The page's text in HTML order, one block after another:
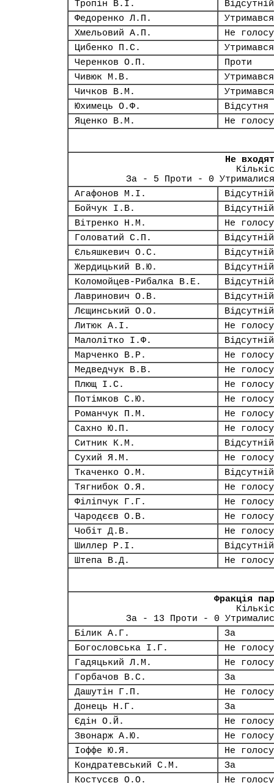
Тропін В.І.
Відсутній
Федоренко Л.П.
Утримався
Хмельовий А.П.
Не
Цибенко П.С.
Утримався
Черенков О.П.
Проти
Чивюк М.В.
Утримався
Чичков В.М.
Утримався
Юхимець О.Ф.
Відсутня
Яценко В.М.
Не
Не
За - 5 Проти - 0
Агафонов М.І.
Відсутній
Бойчук І.В.
Відсутній
Вітренко Н.М.
Не
Головатий С.П.
Відсутній
Єльяшкевич О.С.
Відсутній
Жердицький В.Ю.
Відсутній
Коломойцев-Рибалка В.Е.
Відсутній
Лавринович О.В.
Відсутній
Лєщинський О.О.
Відсутній
Литюк А.І.
Не
Малолітко І.Ф.
Відсутній
Марченко В.Р.
Не
Медведчук В.В.
Не
Плющ І.С.
Не
Потімков С.Ю.
Не
Романчук П.М.
Не
Сахно Ю.П.
Не
Ситник К.М.
Відсутній
Сухий Я.М.
Не
Ткаченко О.М.
Відсутній
Тягнибок О.Я.
Не
Філіпчук Г.Г.
Не
Чародєєв О.В.
Не
Чобіт Д.В.
Не
Шиллер Р.І.
Відсутній
Штепа В.Д.
Не
Фракція
За - 13 Проти - 0
Білик А.Г.
За
Богословська І.Г.
Не
Гадяцький Л.М.
Не
Горбачов В.С.
За
Дашутін Г.П.
Не
Донець Н.Г.
За
Єдін О.Й.
Не
Звонарж А.Ю.
Не
Іоффе Ю.Я.
Не
Кондратевський С.М.
За
Костусєв О.О.
Не